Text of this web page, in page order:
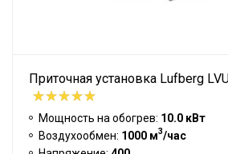
Приточная установка Lufberg
Мощность на обогрев: 10.0 кВт
Воздухообмен: 1000 м3/час